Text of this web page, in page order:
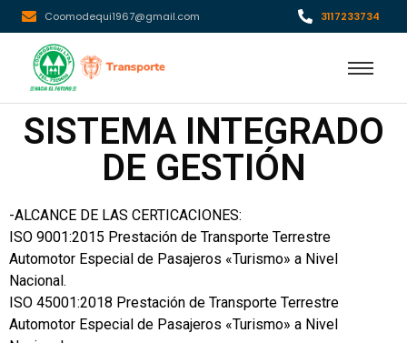
Coomodequi1967@gmail.com 3117233734
SISTEMA INTEGRADO
DE GESTIÓN
-ALCANCE DE LAS CERTICACIONES:
ISO 9001:2015 Prestación de Transporte Terrestre
Automotor Especial de Pasajeros «Turismo» a Nivel
Nacional.
ISO 45001:2018 Prestación de Transporte Terrestre
Automotor Especial de Pasajeros «Turismo» a Nivel